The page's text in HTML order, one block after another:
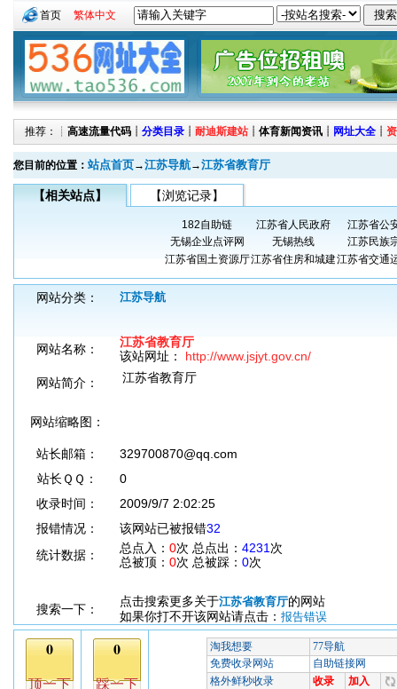
首页 繁体中文
推荐：┊ 高速流量代码 ┊ 分类目录 ┊ 耐迪斯建站 ┊ 体育新闻资讯 ┊ 网址大全 ┊
您目前的位置： 站点首页→江苏导航→江苏省教育厅
【相关站点】 【浏览记录】
182自助链 江苏省人民政府
江苏省公
无锡企业点评网
无锡热线
江苏民族
江苏省国土资源厅江苏省住房和城建江苏省交通
网站分类： 江苏导航
网站名称：
江苏省教育厅
该站网址： http://www.jsjyt.gov.cn/
网站简介：
江苏省教育厅
网站缩略图：
站长邮箱：
329700870@qq.com
站长ＱＱ：
0
收录时间：
2009/9/7 2:02:25
报错情况：
该网站已被报错32
统计数据：
总点入： 0次 总点出： 4231 次
总被顶： 0次 总被踩： 0次
搜索一下：
点击搜索更多关于江苏省教育厅的网站
如果你打不开该网站请点击： 报告错误